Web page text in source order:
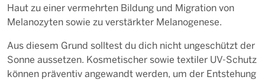
Haut zu einer vermehrten Bildung und Migration von
Melanozyten sowie zu verstärkter Melanogenese.
Aus diesem Grund solltest du dich nicht ungeschützt der
Sonne aussetzen. Kosmetischer sowie textiler UV-Schutz
können präventiv angewandt werden, um der Entstehung